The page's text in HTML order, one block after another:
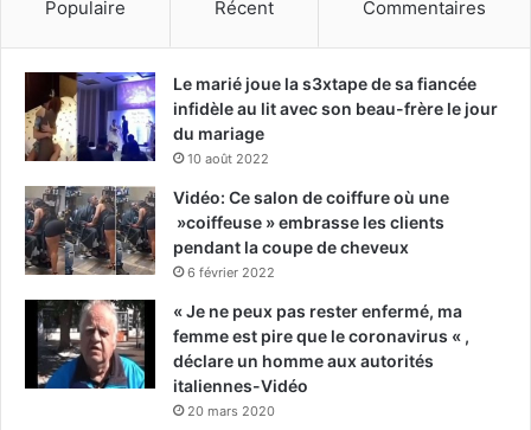
Populaire Récent Commentaires
Le marié joue la s3xtape de sa fiancée
infidèle au lit avec son beau-frère le jour
du mariage
10 août 2022
Vidéo: Ce salon de coiffure où une
»coiffeuse » embrasse les clients
pendant la coupe de cheveux
6 février 2022
« Je ne peux pas rester enfermé, ma
femme est pire que le coronavirus « ,
déclare un homme aux autorités
italiennes-Vidéo
20 mars 2020